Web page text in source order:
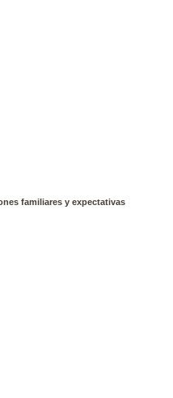
familiares y expectativas